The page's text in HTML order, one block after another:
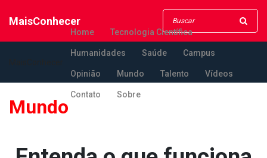
MaisConhecer
Home Tecnologia Científica
Humanidades Saúde Campus
Opinião Mundo Talento Vídeos
Contato Sobre
Mundo